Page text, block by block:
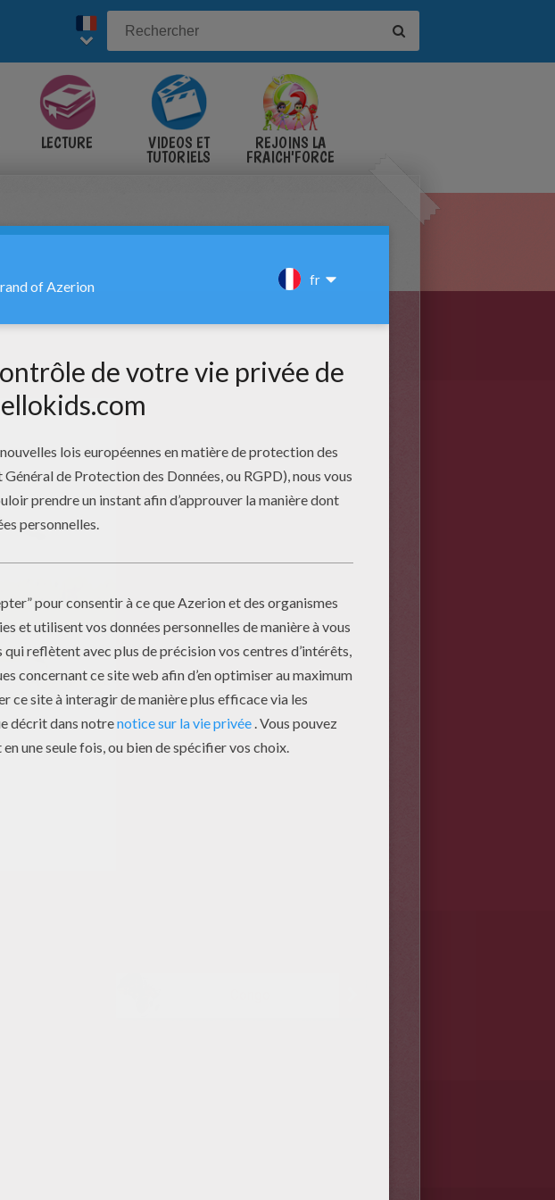
LECTURE VIDÉOS ET
TUTORIELS
REJOINS LA
FRAICH'FORCE